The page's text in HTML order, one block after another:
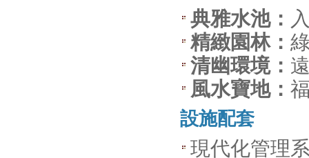
典雅水池：
精緻園林：
清幽環境：
風水寶地：
設施配套
現代化管理